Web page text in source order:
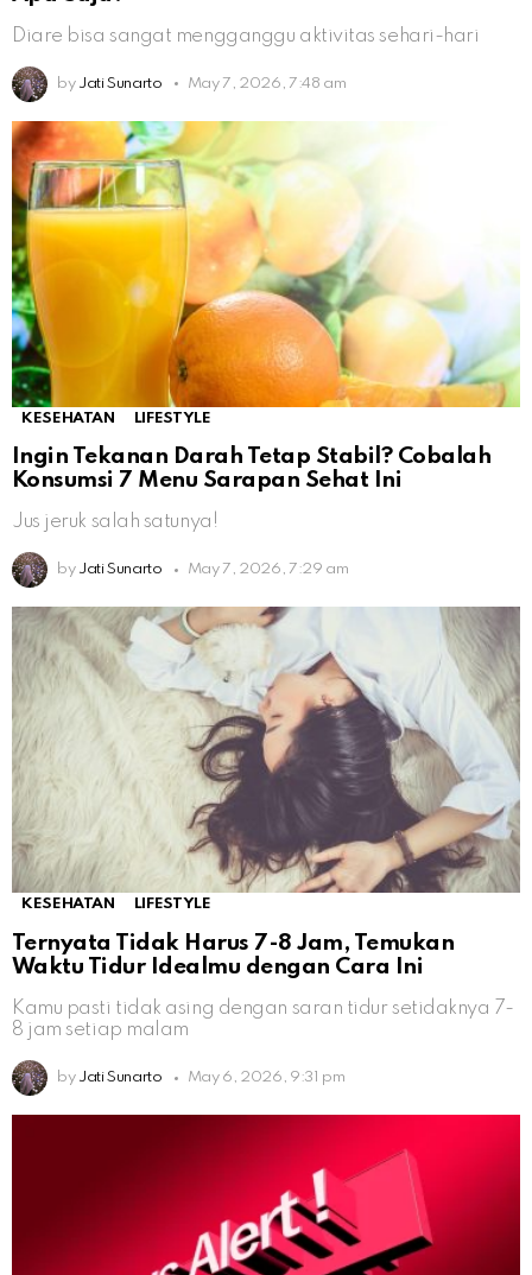
Diare bisa sangat mengganggu aktivitas sehari-hari
by Jati Sunarto May 7, 2026, 7:48 am
KESEHATAN LIFESTYLE
Ingin Tekanan Darah Tetap Stabil? Cobalah
Konsumsi 7 Menu Sarapan Sehat Ini
Jus jeruk salah satunya!
by Jati Sunarto May 7, 2026, 7:29 am
KESEHATAN LIFESTYLE
Ternyata Tidak Harus 7-8 Jam, Temukan
Waktu Tidur Idealmu dengan Cara Ini
Kamu pasti tidak asing dengan saran tidur setidaknya 7-
8 jam setiap malam
by Jati Sunarto May 6, 2026, 9:31 pm